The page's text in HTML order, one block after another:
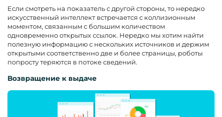
Если смотреть на показатель с другой стороны, то нередко
искусственный интеллект встречается с коллизионным
моментом, связанным с большим количеством
одновременно открытых ссылок. Нередко мы хотим найти
полезную информацию с нескольких источников и держим
открытыми соответственно две и более страницы, роботы
попросту теряются в потоке сведений.
Возвращение к выдаче